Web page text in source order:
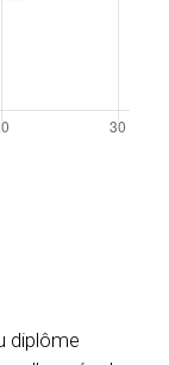
diplôme